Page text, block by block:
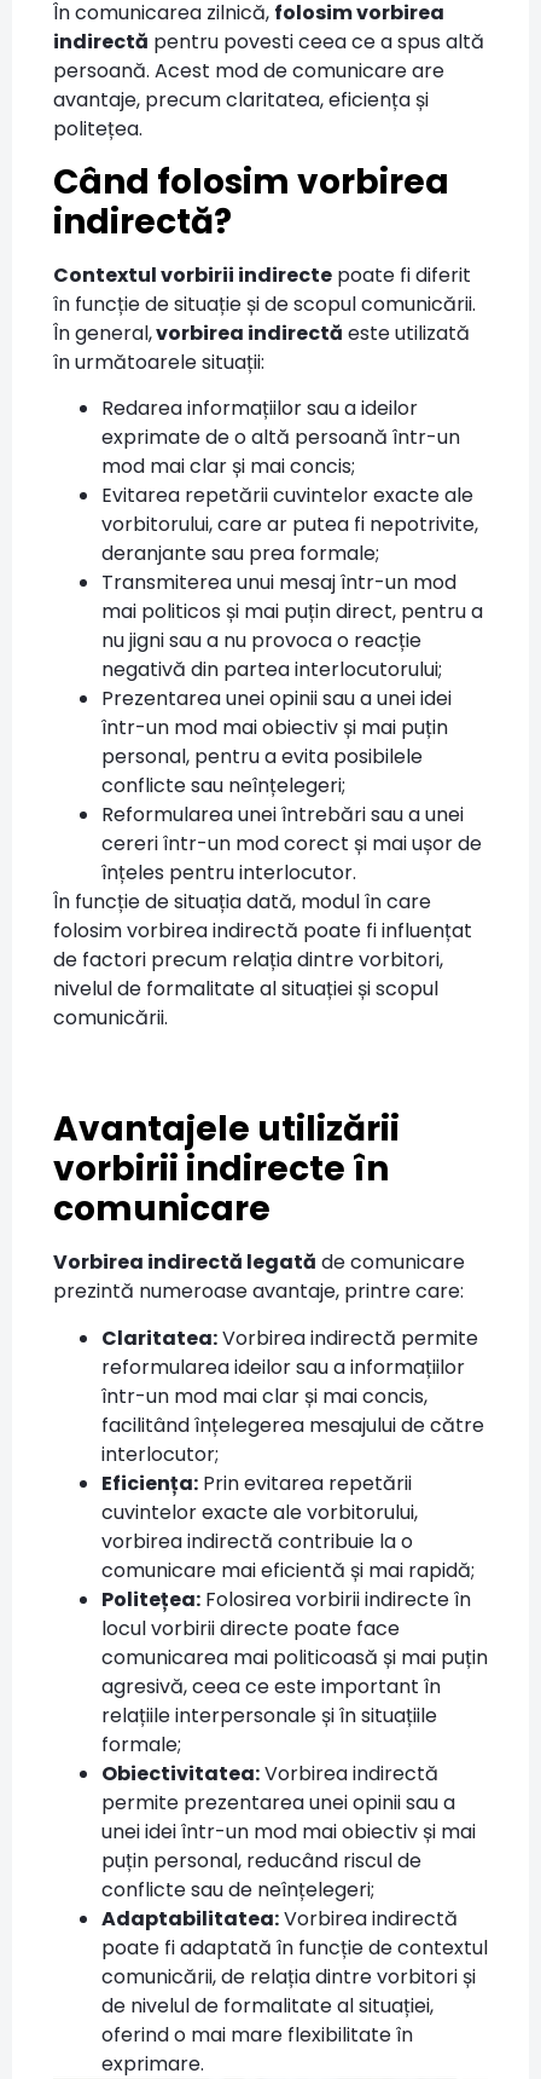
În comunicarea zilnică, folosim vorbirea
indirectă pentru povesti ceea ce a spus altă
persoană. Acest mod de comunicare are
avantaje, precum claritatea, eficiența și
politețea.
Când folosim vorbirea
indirectă?
Contextul vorbirii indirecte poate fi diferit
în funcție de situație și de scopul comunicării.
În general,vorbirea indirectă este utilizată
în următoarele situații:
Redarea informațiilor sau a ideilor
exprimate de o altă persoană într-un
mod mai clar și mai concis;
Evitarea repetării cuvintelor exacte ale
vorbitorului, care ar putea fi nepotrivite,
deranjante sau prea formale;
Transmiterea unui mesaj într-un mod
mai politicos și mai puțin direct, pentru a
nu jigni sau a nu provoca o reacție
negativă din partea interlocutorului;
Prezentarea unei opinii sau a unei idei
într-un mod mai obiectiv și mai puțin
personal, pentru a evita posibilele
conflicte sau neînțelegeri;
Reformularea unei întrebări sau a unei
cereri într-un mod corect și mai ușor de
înțeles pentru interlocutor.
În funcție de situația dată, modul în care
folosim vorbirea indirectă poate fi influențat
de factori precum relația dintre vorbitori,
nivelul de formalitate al situației și scopul
comunicării.
Avantajele utilizării
vorbirii indirecte în
comunicare
Vorbirea indirectă legată de comunicare
prezintă numeroase avantaje, printre care:
Claritatea:Vorbirea indirectă permite
reformularea ideilor sau a informațiilor
într-un mod mai clar și mai concis,
facilitând înțelegerea mesajului de către
interlocutor;
Eficiența: Prin evitarea repetării
cuvintelor exacte ale vorbitorului,
vorbirea indirectă contribuie la o
comunicare mai eficientă și mai rapidă;
Politețea: Folosirea vorbirii indirecte în
locul vorbirii directe poate face
comunicarea mai politicoasă și mai puțin
agresivă, ceea ce este important în
relațiile interpersonale și în situațiile
formale;
Obiectivitatea:Vorbirea indirectă
permite prezentarea unei opinii sau a
unei idei într-un mod mai obiectiv și mai
puțin personal, reducând riscul de
conflicte sau de neînțelegeri;
Adaptabilitatea:Vorbirea indirectă
poate fi adaptată în funcție de contextul
comunicării, de relația dintre vorbitori și
de nivelul de formalitate al situației,
oferind o mai mare flexibilitate în
exprimare.